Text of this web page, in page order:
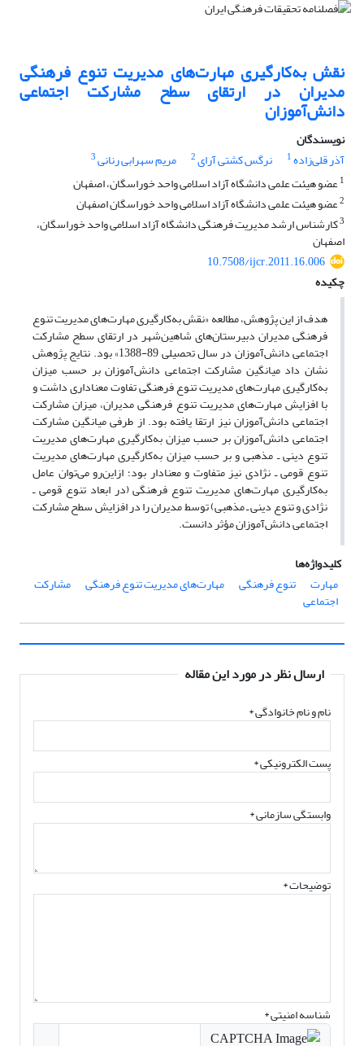
نقش به‌کارگیری مهارت‌های مدیریت تنوع فرهنگی
مدیران در ارتقای سطح مشارکت اجتماعی
دانش‌آموزان
نویسندگان
آذر قلی‌زاده1 نرگس کشتی آرای2 مریم سهرابی رنانی3
1عضو هیئت علمی دانشگاه آزاد اسلامی واحد خوراسگان، اصفهان
2عضو هیئت علمی دانشگاه آزاد اسلامی واحد خوراسگان اصفهان
3کارشناس ارشد مدیریت فرهنگی دانشگاه آزاد اسلامی واحد خوراسگان،
اصفهان
10.7508/ijcr.2011.16.006
چکیده
هدف از این پژوهش، مطالعه «نقش به‌کارگیری مهارت‌های مدیریت تنوع
فرهنگی مدیران دبیرستان‌های شاهین‌شهر در ارتقای سطح مشارکت
اجتماعی دانش‌آموزان در سال تحصیلی 89-1388» بود. نتایج پژوهش
نشان داد میانگین مشارکت اجتماعی دانش‌آموزان بر حسب میزان
به‌کارگیری مهارت‌های مدیریت تنوع فرهنگی تفاوت معناداری داشت و
با افزایش مهارت‌های مدیریت تنوع فرهنگی مدیران، میزان مشارکت
اجتماعی دانش‌آموزان نیز ارتقا یافته بود. از طرفی میانگین مشارکت
اجتماعی دانش‌آموزان بر حسب میزان به‌کارگیری مهارت‌های مدیریت
تنوع دینی ـ مذهبی و بر حسب میزان به‌کارگیری مهارت‌های مدیریت
تنوع قومی ـ نژادی نیز متفاوت و معنادار بود؛ از‌این‌رو می‌توان عامل
به‌کارگیری مهارت‌های مدیریت تنوع فرهنگی (در ابعاد تنوع قومی ـ
نژادی و تنوع دینی ـ مذهبی) توسط مدیران را در افزایش سطح مشارکت
اجتماعی دانش‌آموزان مؤثر دانست.
کلیدواژه‌ها
مهارت
تنوع فرهنگی مهارت‌های مدیریت تنوع فرهنگی مشارکت
اجتماعی
ارسال نظر در مورد این مقاله
نام و نام خانوادگی*
پست الکترونیکی*
وابستگی سازمانی *
توضیحات *
شناسه امنیتی *